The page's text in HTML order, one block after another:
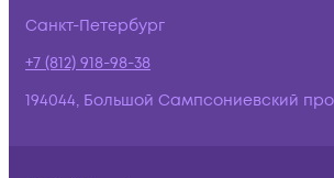
Санкт-Петербург
+7 (812) 918-98-38
194044, Большой Сампсониевский